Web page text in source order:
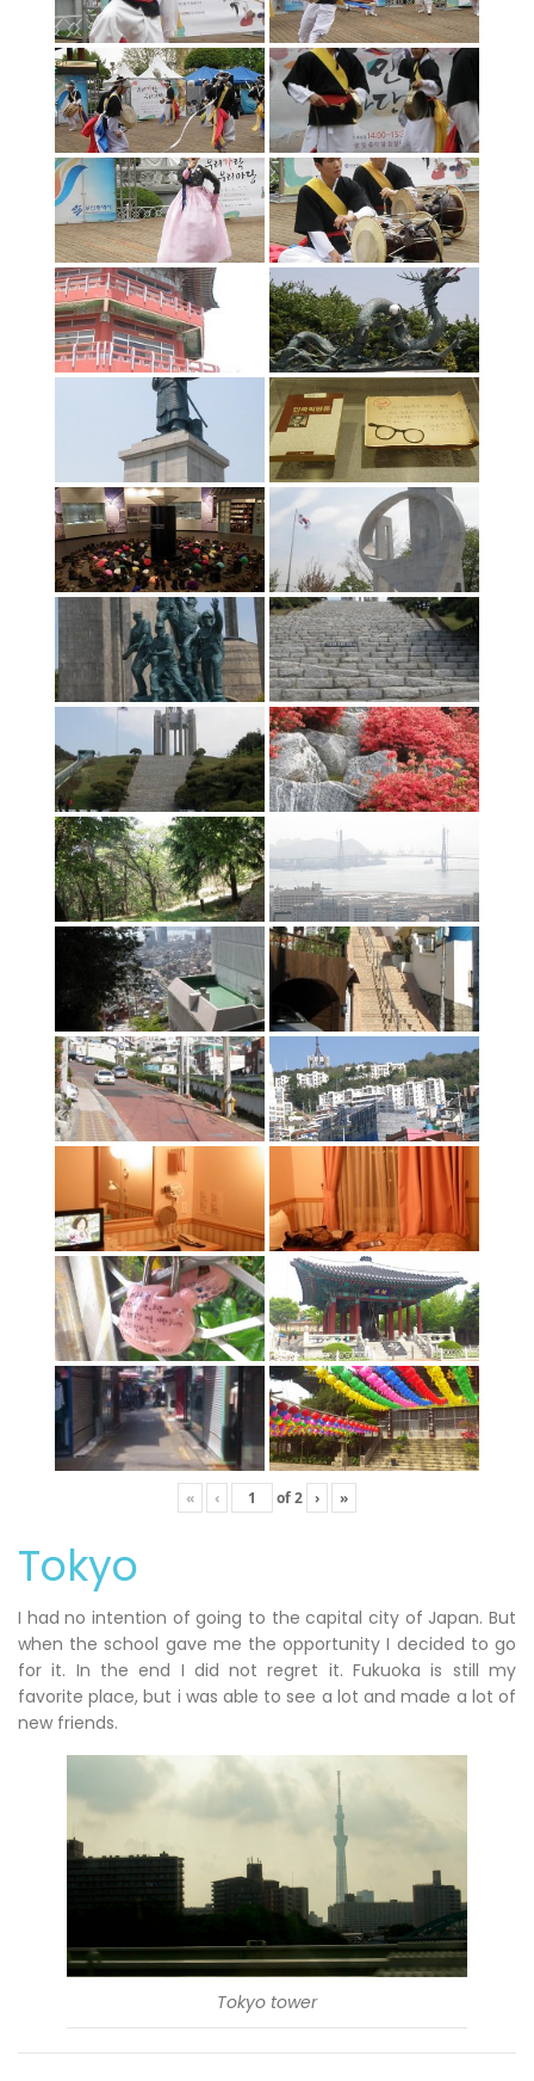
« ‹ of2 › »
Tokyo
I had no intention of going to the capital city of Japan. But
when the school gave me the opportunity I decided to go
for it. In the end I did not regret it. Fukuoka is still my
favorite place, but i was able to see a lot and made a lot of
new friends.
Tokyo tower